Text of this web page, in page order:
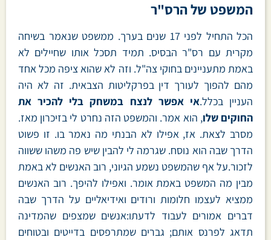
המשפט של הרס"ר
הכל התחיל לפני 17 שנים בערך. ממשפט שנאמר בשיחה
מקרית עם רס"ר הבסיס. תמיד תסכל אותו שחיילים לא
באמת מתעניינים בחוקי צה"ל. וזה לא שהוא ציפה מכל אחד
מהם להפוך לעורך דין בפרקליטות הצבאית. זה לא היה
העניין בכלל.אי אפשר לנצח במשחק בלי להכיר את
החוקים שלו, הוא אמר. והמשפט הזה נחרט לי בזיכרון מאז.
מסרב לצאת. אז, אפילו לא הבנתי מה נאמר בו. זו פשוט
הדרך שבה הוא נוסח. שגרמה לי להבין שיש פה משהו ששווה
לזכור.על אף שהמשפט נשמע הגיוני, רוב האנשים לא באמת
מבין מה המשפט באמת אומר. ואפילו להיפך. רוב האנשים
ממציא לעצמו חלומות ורודים ואידיאליים על הדרך שבה
דברים אמורים לעבוד לדעתו:אנשים שמצפים שהמדינה
תדאג לפרנס אותם; גברים שמתרפסים בדייטים ובטוחים